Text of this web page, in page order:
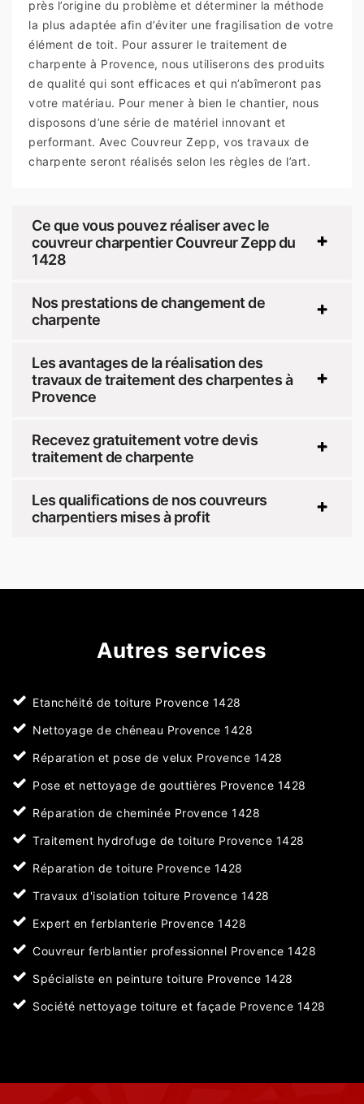
près l’origine du problème et déterminer la méthode
la plus adaptée afin d’éviter une fragilisation de votre
élément de toit. Pour assurer le traitement de
charpente à Provence, nous utiliserons des produits
de qualité qui sont efficaces et qui n’abîmeront pas
votre matériau. Pour mener à bien le chantier, nous
disposons d’une série de matériel innovant et
performant. Avec Couvreur Zepp, vos travaux de
charpente seront réalisés selon les règles de l’art.
Ce que vous pouvez réaliser avec le
couvreur charpentier Couvreur Zepp du
1428
Nos prestations de changement de
charpente
Les avantages de la réalisation des
travaux de traitement des charpentes à
Provence
Recevez gratuitement votre devis
traitement de charpente
Les qualifications de nos couvreurs
charpentiers mises à profit
Autres services
Etanchéité de toiture Provence 1428
Nettoyage de chéneau Provence 1428
Réparation et pose de velux Provence 1428
Pose et nettoyage de gouttières Provence 1428
Réparation de cheminée Provence 1428
Traitement hydrofuge de toiture Provence 1428
Réparation de toiture Provence 1428
Travaux d'isolation toiture Provence 1428
Expert en ferblanterie Provence 1428
Couvreur ferblantier professionnel Provence 1428
Spécialiste en peinture toiture Provence 1428
Société nettoyage toiture et façade Provence 1428